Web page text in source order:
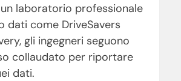
laboratorio professionale
dati come DriveSavers
gli ingegneri seguono
collaudato per riportare
dati.